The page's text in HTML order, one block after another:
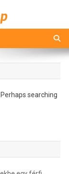
searching